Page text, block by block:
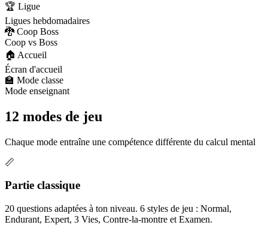
🏆 Ligue
Ligues hebdomadaires
🐉 Coop Boss
Coop vs Boss
🏠 Accueil
Écran d'accueil
🏫 Mode classe
Mode enseignant
12 modes de jeu
Chaque mode entraîne une compétence différente du calcul mental
📏
Partie classique
20 questions adaptées à ton niveau. 6 styles de jeu : Normal,
Endurant, Expert, 3 Vies, Contre-la-montre et Examen.